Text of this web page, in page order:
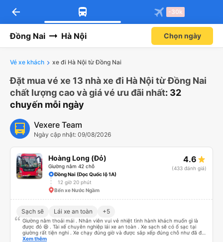
arrow_back -30k
Đồng Nai Hà Nội Chọn ngày
Vé xe khách xe đi Hà Nội từ Đồng Nai
Đặt mua vé xe 13 nhà xe đi Hà Nội từ Đồng Nai
chất lượng cao và giá vé ưu đãi nhất: 32
chuyến mỗi ngày
Vexere Team
Ngày cập nhật: 09/08/2026
Hoàng Long (Đỏ)
Giường nằm 42 chỗ
4.6
(433 đánh giá)
Đồng Nai (Dọc Quốc lộ 1A)
12 giờ 20 phút
Bến xe Nước Ngầm
Sạch sẽ Lái xe an toàn +5
Giường nằm thoải mái . Nhân viên vui vẻ nhiệt tình hành khách muốn gì là
được đó 😆 . Tài xế chuyên nghiệp lái xe an toàn . Xe sạch sẽ có ổ sạc tại
giường rất tiện nghi . Xe chạy đúng giờ và được sắp xếp đúng chỗ như đã đặt
. Điểm 10 cho hoàng long đỏ 👍
Xem thêm